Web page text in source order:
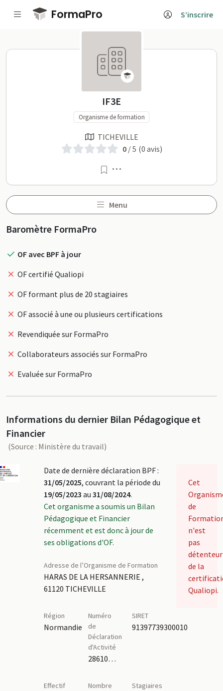
Passer au contenu principal
FormaPro S’inscrire
IF3E sur FormaPro
IF3E
Organisme de formation
TICHEVILLE
0/ 5 (0 avis)
Menu
Profil
Baromètre FormaPro
OF avec BPF à jour
OF certifié Qualiopi
OF formant plus de 20 stagiaires
OF associé à une ou plusieurs certifications
Revendiquée sur FormaPro
Collaborateurs associés sur FormaPro
Evaluée sur FormaPro
Informations du dernier Bilan Pédagogique et
Financier
(Source : Ministère du travail)
Date de dernière déclaration BPF :
31/05/2025, couvrant la période du
19/05/2023 au 31/08/2024.
Cet organisme a soumis un Bilan
Pédagogique et Financier
récemment et est donc à jour de
ses obligations d'OF.
Adresse de l’Organisme de Formation
HARAS DE LA HERSANNERIE ,
61120 TICHEVILLE
Région
Normandie
Numéro
de
Déclaration
d'Activité
28610110161
SIRET
91397739300010
Effectif
Nombre
Stagiaires
Cet
de
n'est
pas
détenteur
de la
Qualiopi.